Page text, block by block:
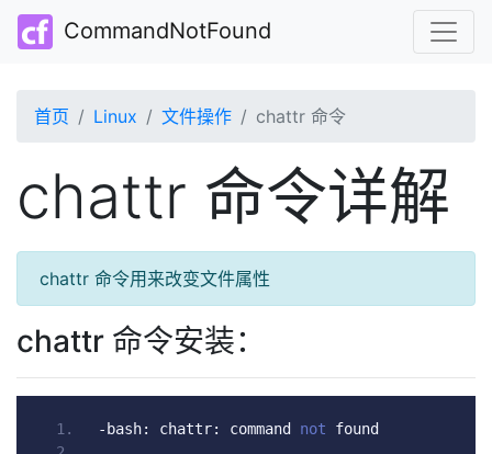
CommandNotFound
首页 Linux 文件操作 chattr 命令
chattr 命令详解
chattr 命令用来改变文件属性
chattr 命令安装：
- bash: chattr: command not found